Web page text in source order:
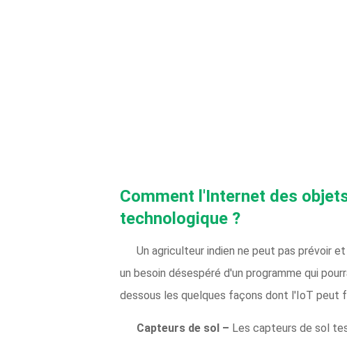
Comment l'Internet des
technologique ?
Un agriculteur indien ne peut pas prévoir
un besoin désespéré d'un programme qui
dessous les quelques façons dont l'IoT peut
Capteurs de sol – Les capteurs de sol